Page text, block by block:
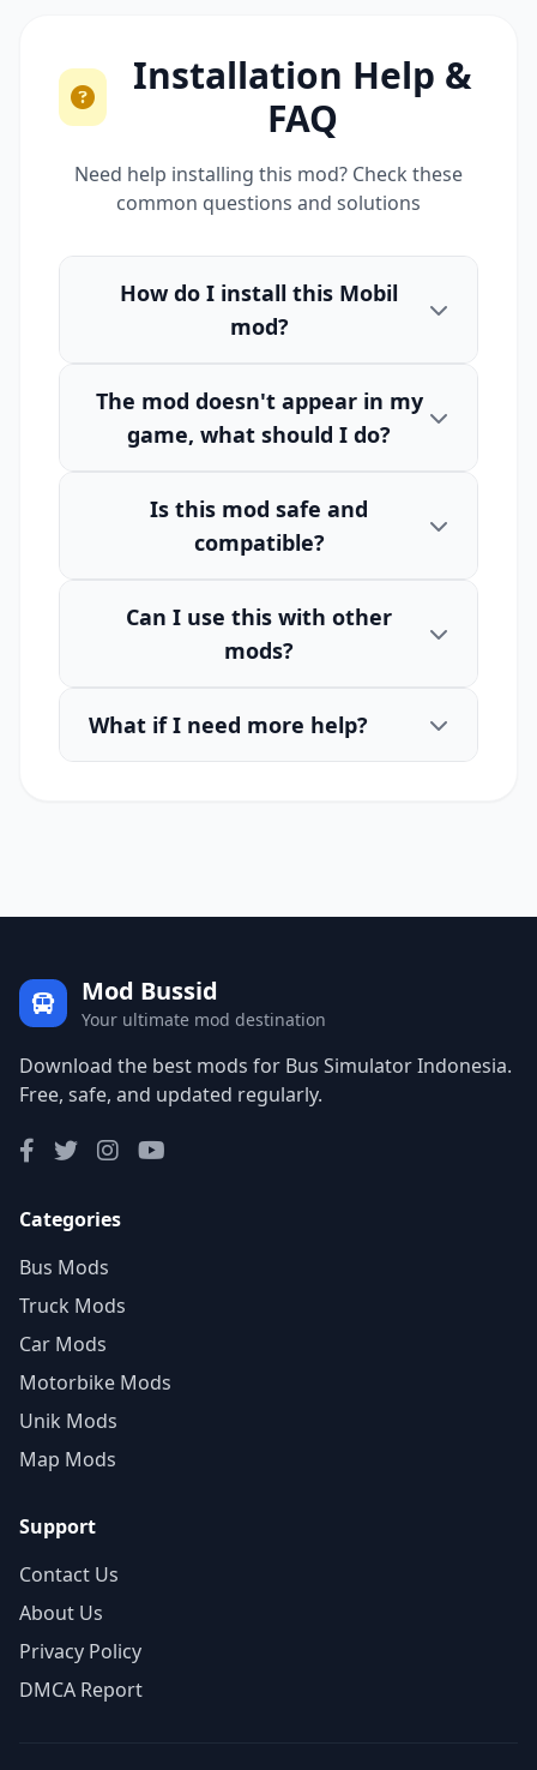
Installation Help &
FAQ
Need help installing this mod? Check these
common questions and solutions
How do I install this Mobil
mod?
The mod doesn't appear in my
game, what should I do?
Is this mod safe and
compatible?
Can I use this with other
mods?
What if I need more help?
Mod Bussid
Your ultimate mod destination
Download the best mods for Bus Simulator Indonesia.
Free, safe, and updated regularly.
Categories
Bus Mods
Truck Mods
Car Mods
Motorbike Mods
Unik Mods
Map Mods
Support
Contact Us
About Us
Privacy Policy
DMCA Report